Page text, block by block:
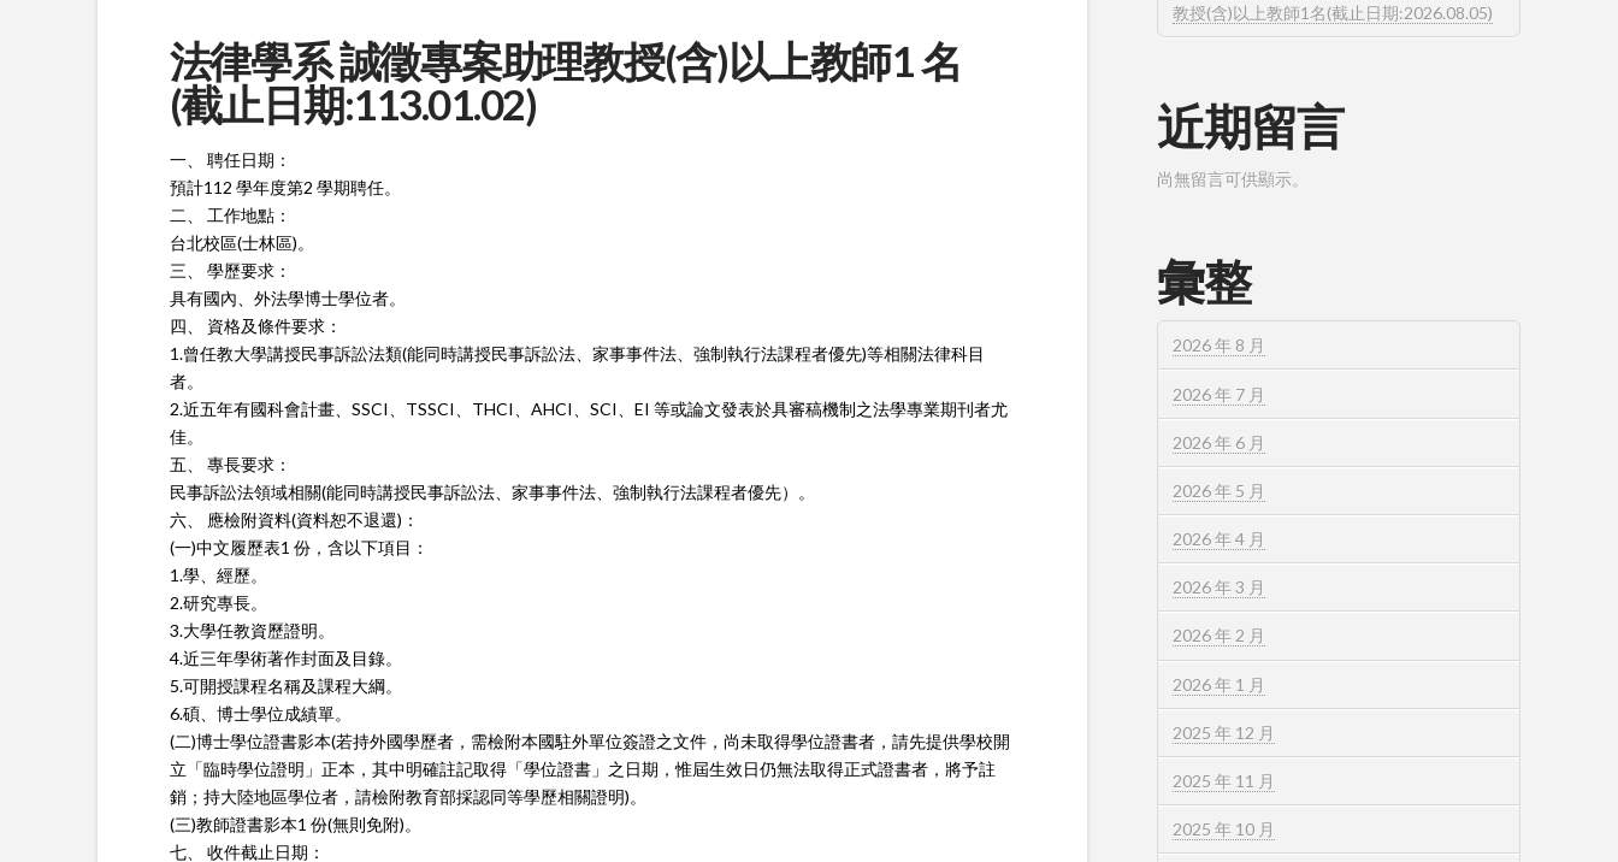
法律學系 誠徵專案助理教授(含)以上教師1 名
(截止日期:113.01.02)
一、 聘任日期：
預計112 學年度第2 學期聘任。
二、 工作地點：
台北校區(士林區)。
三、 學歷要求：
具有國內、外法學博士學位者。
四、 資格及條件要求：
1.曾任教大學講授民事訴訟法類(能同時講授民事訴訟法、家事事件法、強制執行法課程者優先)等相關法律科目
者。
2.近五年有國科會計畫、SSCI、TSSCI、THCI、AHCI、SCI、EI 等或論文發表於具審稿機制之法學專業期刊者尤
佳。
五、 專長要求：
民事訴訟法領域相關(能同時講授民事訴訟法、家事事件法、強制執行法課程者優先）。
六、 應檢附資料(資料恕不退還)：
(一)中文履歷表1 份，含以下項目：
1.學、經歷。
2.研究專長。
3.大學任教資歷證明。
4.近三年學術著作封面及目錄。
5.可開授課程名稱及課程大綱。
6.碩、博士學位成績單。
(二)博士學位證書影本(若持外國學歷者，需檢附本國駐外單位簽證之文件，尚未取得學位證書者，請先提供學校開
立「臨時學位證明」正本，其中明確註記取得「學位證書」之日期，惟屆生效日仍無法取得正式證書者，將予註
銷；持大陸地區學位者，請檢附教育部採認同等學歷相關證明)。
(三)教師證書影本1 份(無則免附)。
七、 收件截止日期：
教授(含)以上教師1名(截止日期:2026.08.05)
近期留言
尚無留言可供顯示。
彙整
2026 年 8 月
2026 年 7 月
2026 年 6 月
2026 年 5 月
2026 年 4 月
2026 年 3 月
2026 年 2 月
2026 年 1 月
2025 年 12 月
2025 年 11 月
2025 年 10 月